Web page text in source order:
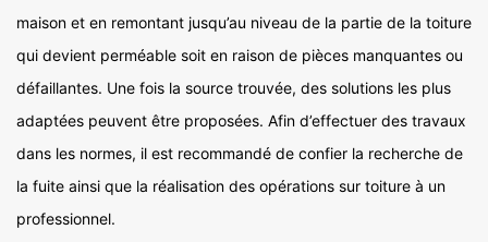
maison et en remontant jusqu’au niveau de la partie de la toiture
qui devient perméable soit en raison de pièces manquantes ou
défaillantes. Une fois la source trouvée, des solutions les plus
adaptées peuvent être proposées. Afin d’effectuer des travaux
dans les normes, il est recommandé de confier la recherche de
la fuite ainsi que la réalisation des opérations sur toiture à un
professionnel.